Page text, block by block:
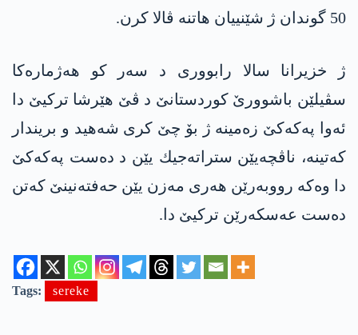
50 گوندان ژ شێنییان هاتنه‌ ڤالا كرن.
ژ خزیرانا سالا رابووری د سه‌ر كو هه‌ژماره‌كا
سڤیلێن باشوورێ كوردستانێ د ڤێ هێرشا تركیێ دا‌
ئه‌وا په‌كه‌كێ زه‌مینه‌ ژ بۆ چێ كری شه‌هید و بریندار
كه‌تینه‌، ناڤچه‌یێن ستراته‌جیك یێن د ده‌ست په‌كه‌كێ
دا‌ وه‌كه‌ رووبه‌رێن هه‌ری مه‌زن یێن حه‌فته‌نینێ كه‌تن
ده‌ست عه‌سكه‌رێن تركیێ دا‌.
Tags: sereke